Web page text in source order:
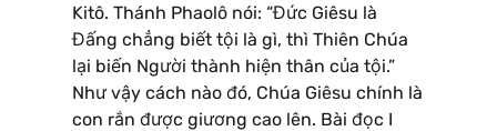
Kitô. Thánh Phaolô nói: “Đức Giêsu là
Đấng chẳng biết tội là gì, thì Thiên Chúa
lại biến Người thành hiện thân của tội.”
Như vậy cách nào đó, Chúa Giêsu chính là
con rắn được giương cao lên. Bài đọc I